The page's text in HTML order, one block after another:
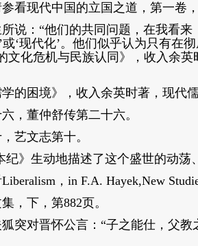
看现代中国的立国之道，第一卷
说：“他们的共同问题，在我看
或‘现代化’。他们似乎认为只有在
文化危机与民族认同》，收入余
的困境》，收入余英时著，现代
，董仲舒传第二十六。
艺文志第十。
纪》生动地描述了这个盛世的动荡
，in F.A. Hayek,New
，下，第882页。
突对晋怀公言：“子之能仕，父